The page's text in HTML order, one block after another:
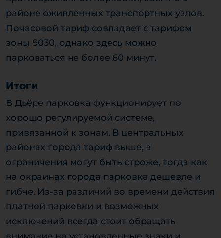
районе оживленных транспортных узлов.
Почасовой тариф совпадает с тарифом
зоны 9030, однако здесь можно
парковаться не более 60 минут.
Итоги
В Дьёре парковка функционирует по
хорошо регулируемой системе,
привязанной к зонам. В центральных
районах города тариф выше, а
ограничения могут быть строже, тогда как
на окраинах города парковка дешевле и
гибче. Из-за различий во времени действия
платной парковки и возможных
исключений всегда стоит обращать